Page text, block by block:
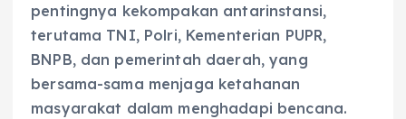
pentingnya kekompakan antarinstansi,
terutama TNI, Polri, Kementerian PUPR,
BNPB, dan pemerintah daerah, yang
bersama-sama menjaga ketahanan
masyarakat dalam menghadapi bencana.